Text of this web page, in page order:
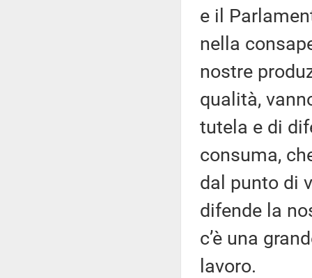
e il
nella
nostre
qualità,
tutela e di
consuma,
dal punto di
difende la
c’è una
lavoro.